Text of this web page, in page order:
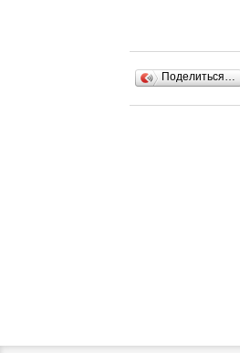
Поделиться…